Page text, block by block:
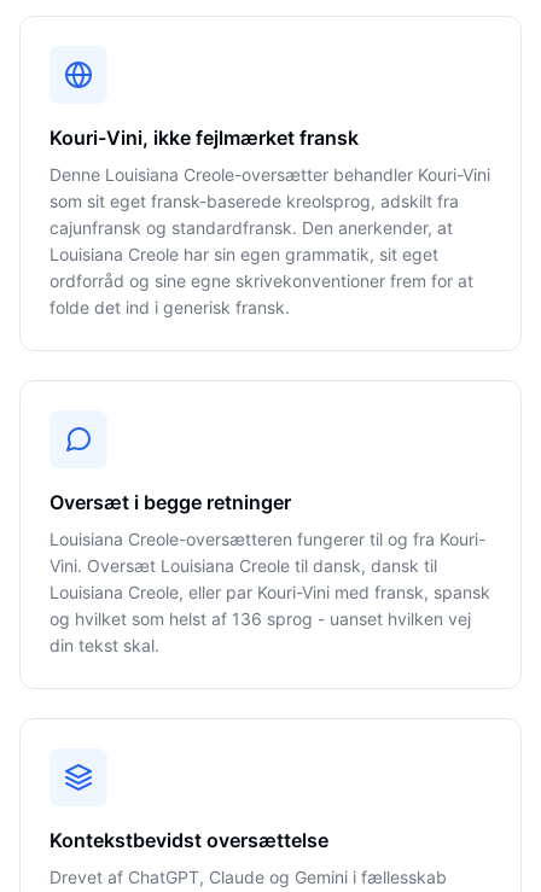
Kouri-Vini, ikke fejlmærket fransk
Denne Louisiana Creole-oversætter behandler Kouri-Vini
som sit eget fransk-baserede kreolsprog, adskilt fra
cajunfransk og standardfransk. Den anerkender, at
Louisiana Creole har sin egen grammatik, sit eget
ordforråd og sine egne skrivekonventioner frem for at
folde det ind i generisk fransk.
Oversæt i begge retninger
Louisiana Creole-oversætteren fungerer til og fra Kouri-
Vini. Oversæt Louisiana Creole til dansk, dansk til
Louisiana Creole, eller par Kouri-Vini med fransk, spansk
og hvilket som helst af 136 sprog - uanset hvilken vej
din tekst skal.
Kontekstbevidst oversættelse
Drevet af ChatGPT, Claude og Gemini i fællesskab